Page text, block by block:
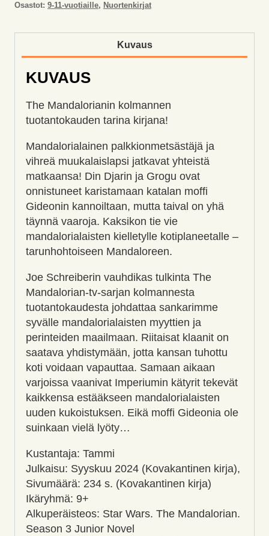
Osastot: 9-11-vuotiaille, Nuortenkirjat
Kuvaus
KUVAUS
The Mandalorianin kolmannen
tuotantokauden tarina kirjana!
Mandalorialainen palkkionmetsästäjä ja
vihreä muukalaislapsi jatkavat yhteistä
matkaansa! Din Djarin ja Grogu ovat
onnistuneet karistamaan katalan moffi
Gideonin kannoiltaan, mutta taival on yhä
täynnä vaaroja. Kaksikon tie vie
mandalorialaisten kielletylle kotiplaneetalle –
tarunhohtoiseen Mandaloreen.
Joe Schreiberin vauhdikas tulkinta The
Mandalorian-tv-sarjan kolmannesta
tuotantokaudesta johdattaa sankarimme
syvälle mandalorialaisten myyttien ja
perinteiden maailmaan. Riitaisat klaanit on
saatava yhdistymään, jotta kansan tuhottu
koti voidaan vapauttaa. Samaan aikaan
varjoissa vaanivat Imperiumin kätyrit tekevät
kaikkensa estääkseen mandalorialaisten
uuden kukoistuksen. Eikä moffi Gideonia ole
suinkaan vielä lyöty…
Kustantaja: Tammi
Julkaisu: Syyskuu 2024 (Kovakantinen kirja),
Sivumäärä: 234 s. (Kovakantinen kirja)
Ikäryhmä: 9+
Alkuperäisteos: Star Wars. The Mandalorian.
Season 3 Junior Novel